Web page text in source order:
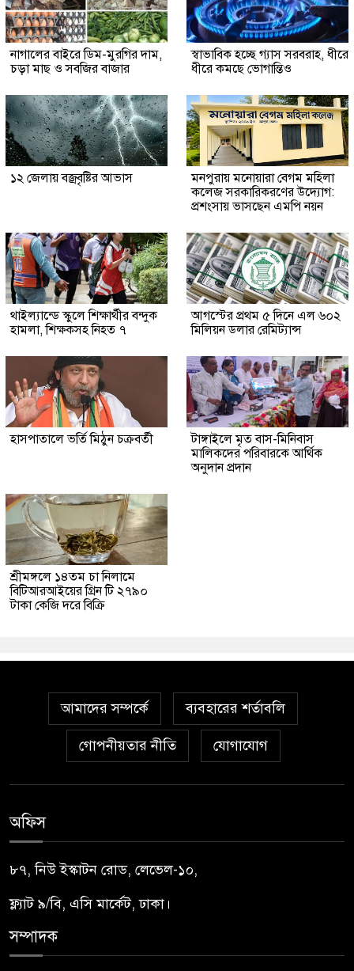
নাগালের বাইরে ডিম-মুরগির দাম,
চড়া মাছ ও সবজির বাজার
স্বাভাবিক হচ্ছে গ্যাস সরবরাহ, ধীরে
ধীরে কমছে ভোগান্তিও
১২ জেলায় বজ্রবৃষ্টির আভাস
মনপুরায় মনোয়ারা বেগম মহিলা
কলেজ সরকারিকরণের উদ্যোগ:
প্রশংসায় ভাসছেন এমপি নয়ন
থাইল্যান্ডে স্কুলে শিক্ষার্থীর বন্দুক
হামলা, শিক্ষকসহ নিহত ৭
আগস্টের প্রথম ৫ দিনে এল ৬০২
মিলিয়ন ডলার রেমিট্যান্স
হাসপাতালে ভর্তি মিঠুন চক্রবর্তী
টাঙ্গাইলে মৃত বাস-মিনিবাস
মালিকদের পরিবারকে আর্থিক
অনুদান প্রদান
শ্রীমঙ্গলে ১৪তম চা নিলামে
বিটিআরআইয়ের গ্রিন টি ২৭৯০
টাকা কেজি দরে বিক্রি
আমাদের সম্পর্কে ব্যবহারের শর্তাবলি
গোপনীয়তার নীতি যোগাযোগ
অফিস
৮৭, নিউ ইস্কাটন রোড, লেভেল-১০,
ফ্ল্যাট ৯/বি, এসি মার্কেট, ঢাকা।
সম্পাদক